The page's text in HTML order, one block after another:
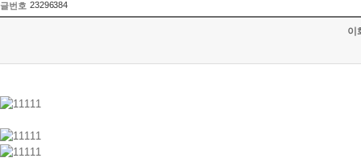
글번호 23296384
이